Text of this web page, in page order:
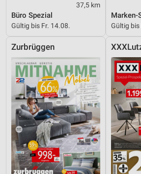
37,5 km
Büro Spezial
Gültig bis Fr. 14.08.
Marken-
Gültig bis
Zurbrüggen
Funktional